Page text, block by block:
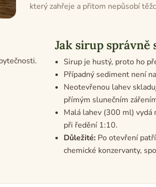
který zahřeje a přitom nepůsobí
Jak sirup správně
Sirup je hustý, proto ho
Případný sediment není
Neotevřenou lahev
přímým slunečním
Malá lahev (300 ml) vydá
při ředění 1:10.
Důležité: Po otevření
chemické konzervanty,